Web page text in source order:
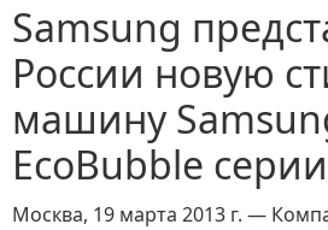
Samsung
России новую
машину
EcoBubble
Москва, 19 марта 2013 г. —